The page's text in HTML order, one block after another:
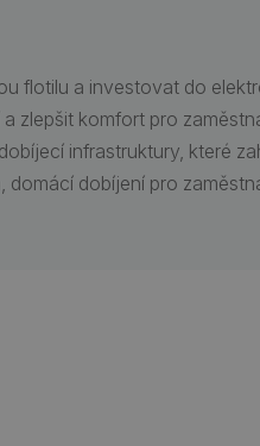
flotilu a investovat do
zlepšit komfort pro
infrastruktury, které
domácí dobíjení pro